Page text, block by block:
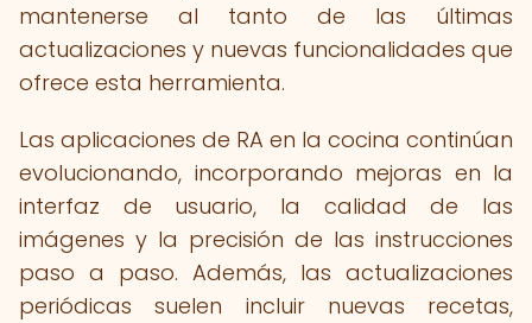
mantenerse al tanto de las últimas
actualizaciones y nuevas funcionalidades que
ofrece esta herramienta.
Las aplicaciones de RA en la cocina continúan
evolucionando, incorporando mejoras en la
interfaz de usuario, la calidad de las
imágenes y la precisión de las instrucciones
paso a paso. Además, las actualizaciones
periódicas suelen incluir nuevas recetas,